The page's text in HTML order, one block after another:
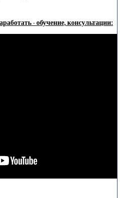
- обучение, консультации: